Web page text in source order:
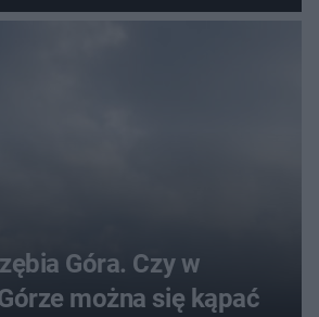
Góra. Czy w
można się kąpać